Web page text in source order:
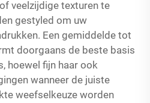
veelzijdige texturen te
gestyled om uw
Een gemiddelde tot
doorgaans de beste basis
hoewel fijn haar ook
wanneer de juiste
weefselkeuze worden